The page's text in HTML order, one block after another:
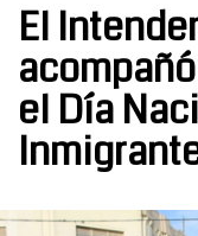
El
el Día